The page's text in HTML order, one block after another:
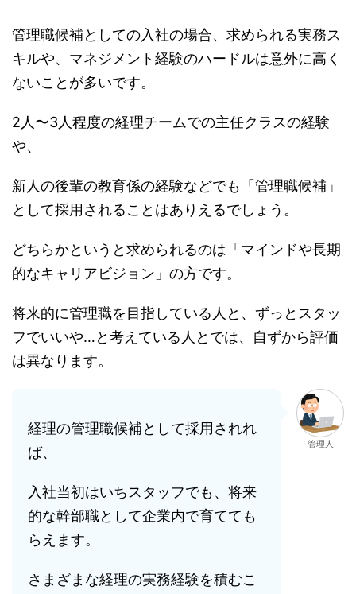
管理職候補としての入社の場合、求められる実務ス
キルや、マネジメント経験のハードルは意外に高く
ないことが多いです。
2人〜3人程度の経理チームでの主任クラスの経験
や、
新人の後輩の教育係の経験などでも「管理職候補」
として採用されることはありえるでしょう。
どちらかというと求められるのは「マインドや長期
的なキャリアビジョン」の方です。
将来的に管理職を目指している人と、ずっとスタッ
フでいいや…と考えている人とでは、自ずから評価
は異なります。
経理の管理職候補として採用されれ
ば、
入社当初はいちスタッフでも、将来
的な幹部職として企業内で育てても
らえます。
さまざまな経理の実務経験を積むこ
管理人